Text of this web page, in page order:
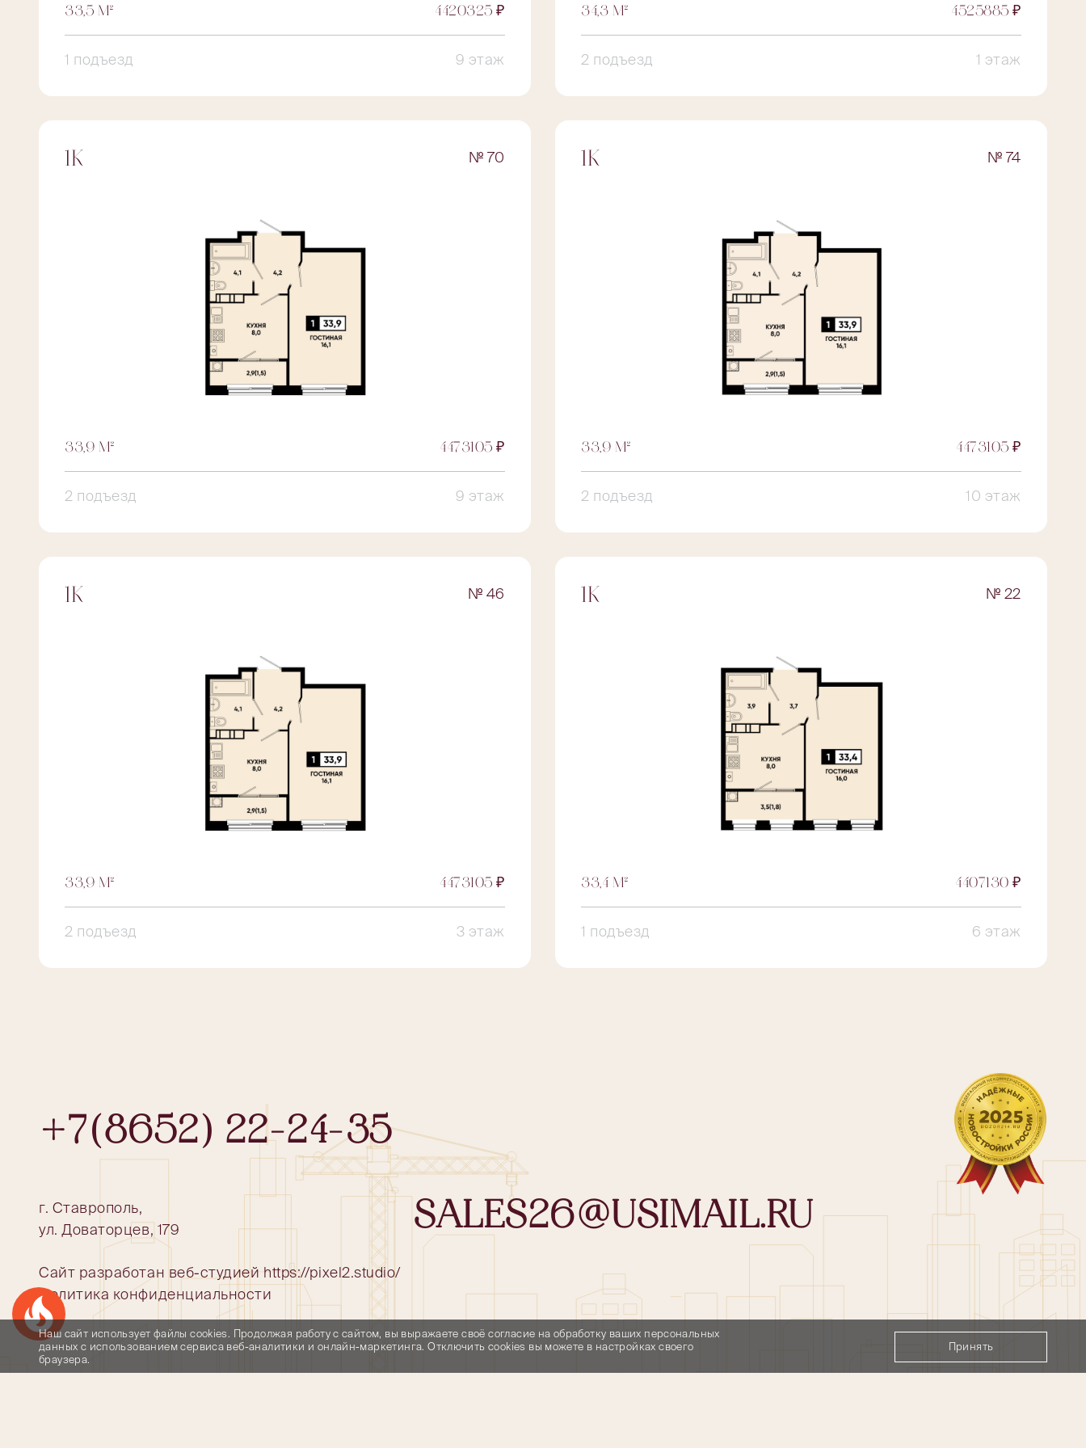
Успейте купить коммерческое помещение
33,5 М² 4420325 ₽
1 подъезд 9 этаж
34,3 М² 4525885 ₽
2 подъезд 1 этаж
1К № 70
33,9 М² 4473105 ₽
2 подъезд 9 этаж
1К № 74
33,9 М² 4473105 ₽
2 подъезд 10 этаж
1К № 46
33,9 М² 4473105 ₽
2 подъезд 3 этаж
1К № 22
33,4 М² 4407130 ₽
1 подъезд 6 этаж
+7(8652) 22-24-35
SALES26@USIMAIL.RU
г. Ставрополь,
ул. Доваторцев, 179
Сайт разработан веб-студиейhttps://pixel2.studio/
Политика конфиденциальности
Наш сайт использует файлы cookies. Продолжая работу с сайтом, вы выражаете своё согласие на обработку ваших персональных
данных с использованием сервиса веб-аналитики и онлайн-маркетинга. Отключить cookies вы можете в настройках своего
браузера.
Принять